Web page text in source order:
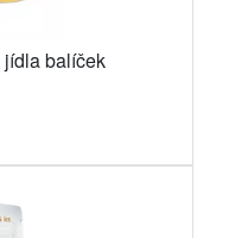
balíček